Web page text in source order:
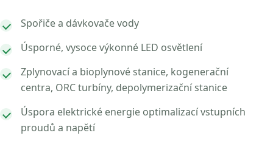
Spořiče a dávkovače vody
Úsporné, vysoce výkonné LED osvětlení
Zplynovací a bioplynové stanice, kogenerační
centra, ORC turbíny, depolymerizační stanice
Úspora elektrické energie optimalizací vstupních
proudů a napětí